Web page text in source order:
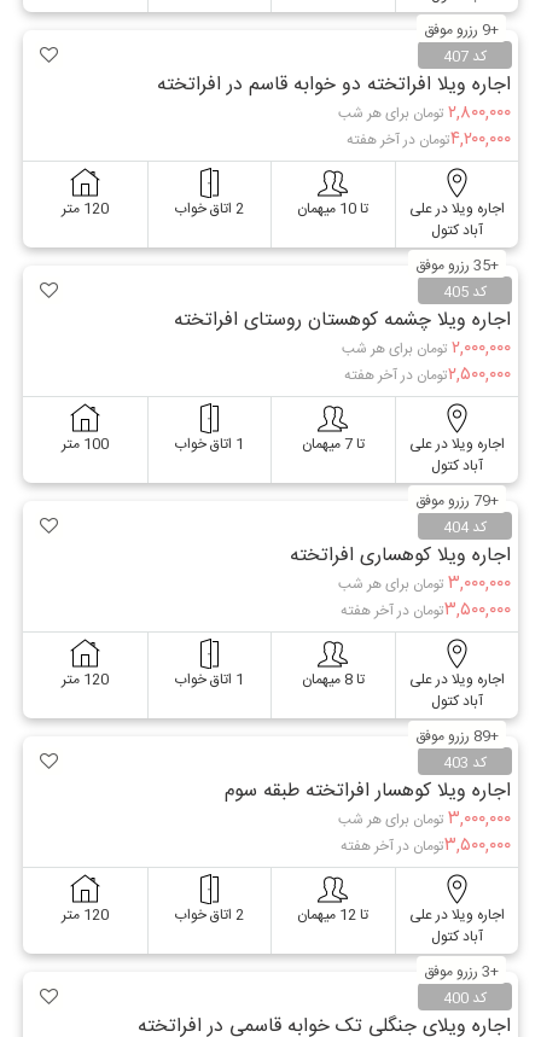
کد 407
+9 رزرو موفق
اجاره ویلا افراتخته دو خوابه قاسم در افراتخته
۲,۸۰۰,۰۰۰ تومان برای هر شب
۴,۲۰۰,۰۰۰تومان در آخر هفته
اجاره ویلا در علی
آباد کتول
تا 10 میهمان 2 اتاق خواب 120 متر
کد 405
+35 رزرو موفق
اجاره ویلا چشمه کوهستان روستای افراتخته
۲,۰۰۰,۰۰۰ تومان برای هر شب
۲,۵۰۰,۰۰۰تومان در آخر هفته
اجاره ویلا در علی
آباد کتول
تا 7 میهمان 1 اتاق خواب 100 متر
کد 404
+79 رزرو موفق
اجاره ویلا کوهساری افراتخته
۳,۰۰۰,۰۰۰ تومان برای هر شب
۳,۵۰۰,۰۰۰تومان در آخر هفته
اجاره ویلا در علی
آباد کتول
تا 8 میهمان 1 اتاق خواب 120 متر
کد 403
+89 رزرو موفق
اجاره ویلا کوهسار افراتخته طبقه سوم
۳,۰۰۰,۰۰۰ تومان برای هر شب
۳,۵۰۰,۰۰۰تومان در آخر هفته
اجاره ویلا در علی
آباد کتول
تا 12 میهمان 2 اتاق خواب 120 متر
کد 400
+3 رزرو موفق
اجاره ویلای جنگلی تک خوابه قاسمی در افراتخته